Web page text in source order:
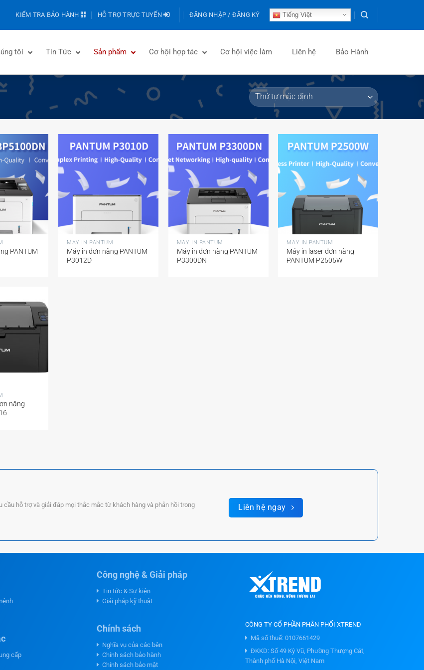
KIỂM TRA BẢO HÀNH HỖ TRỢ TRỰC TUYẾN ĐĂNG NHẬP / ĐĂNG KÝ Tiếng Việt
tôi Tin Tức Sản phẩm Cơ hội hợp tác Cơ hội việc làm Liên hệ Bảo Hành
PANTUM
+
MÁY IN PANTUM
Máy in đơn năng PANTUM
P3012D
+
MÁY IN PANTUM
Máy in đơn năng PANTUM
P3300DN
+
MÁY IN PANTUM
Máy in laser đơn năng
PANTUM P2505W
năng
hỗ trợ và giải đáp mọi thắc mắc từ khách hàng và phản hồi trong
Liên hệ ngay
cấp
Công nghệ & Giải pháp
Tin tức & Sự kiện
Giải pháp kỹ thuật
Chính sách
Nghĩa vụ của các bên
Chính sách bảo hành
Chính sách bảo mật
CÔNG TY CỔ PHẦN PHÂN PHỐI XTREND
Mã số thuế: 0107661429
ĐKKD: Số 49 Kỳ Vũ, Phường Thượng Cát,
Thành phố Hà Nội, Việt Nam